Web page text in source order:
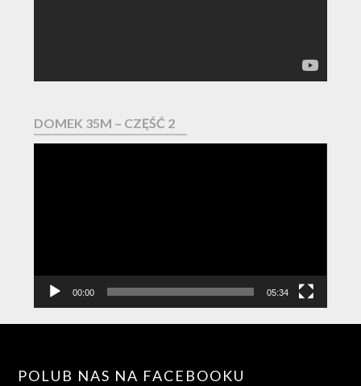
DOMEK 35M – CZĘŚĆ 2
00:00 05:34
POLUB NAS NA FACEBOOKU